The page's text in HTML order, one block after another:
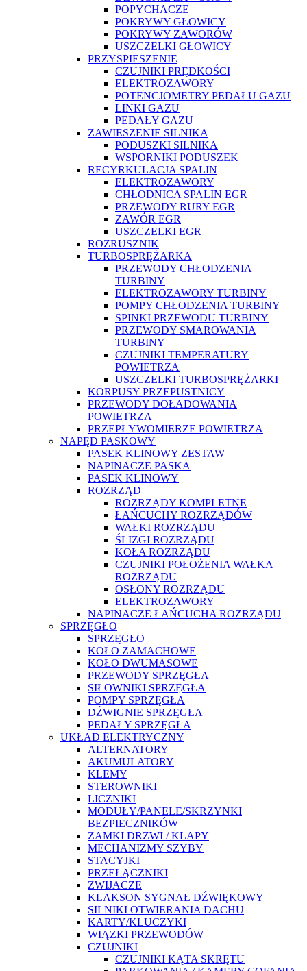
POPYCHACZE
POKRYWY GŁOWICY
POKRYWY ZAWORÓW
USZCZELKI GŁOWICY
PRZYSPIESZENIE
CZUJNIKI PRĘDKOŚCI
ELEKTROZAWORY
POTENCJOMETRY PEDAŁU GAZU
LINKI GAZU
PEDAŁY GAZU
ZAWIESZENIE SILNIKA
PODUSZKI SILNIKA
WSPORNIKI PODUSZEK
RECYRKULACJA SPALIN
ELEKTROZAWORY
CHŁODNICA SPALIN EGR
PRZEWODY RURY EGR
ZAWÓR EGR
USZCZELKI EGR
ROZRUSZNIK
TURBOSPRĘŻARKA
PRZEWODY CHŁODZENIA
TURBINY
ELEKTROZAWORY TURBINY
POMPY CHŁODZENIA TURBINY
SPINKI PRZEWODU TURBINY
PRZEWODY SMAROWANIA
TURBINY
CZUJNIKI TEMPERATURY
POWIETRZA
USZCZELKI TURBOSPRĘŻARKI
KORPUSY PRZEPUSTNICY
PRZEWODY DOŁADOWANIA
POWIETRZA
PRZEPŁYWOMIERZE POWIETRZA
NAPĘD PASKOWY
PASEK KLINOWY ZESTAW
NAPINACZE PASKA
PASEK KLINOWY
ROZRZĄD
ROZRZĄDY KOMPLETNE
ŁAŃCUCHY ROZRZĄDÓW
WAŁKI ROZRZĄDU
ŚLIZGI ROZRZĄDU
KOŁA ROZRZĄDU
CZUJNIKI POŁOŻENIA WAŁKA
ROZRZĄDU
OSŁONY ROZRZĄDU
ELEKTROZAWORY
NAPINACZE ŁAŃCUCHA ROZRZĄDU
SPRZĘGŁO
SPRZĘGŁO
KOŁO ZAMACHOWE
KOŁO DWUMASOWE
PRZEWODY SPRZĘGŁA
SIŁOWNIKI SPRZĘGŁA
POMPY SPRZĘGŁA
DŹWIGNIE SPRZĘGŁA
PEDAŁY SPRZĘGŁA
UKŁAD ELEKTRYCZNY
ALTERNATORY
AKUMULATORY
KLEMY
STEROWNIKI
LICZNIKI
MODUŁY/PANELE/SKRZYNKI
BEZPIECZNIKÓW
ZAMKI DRZWI / KLAPY
MECHANIZMY SZYBY
STACYJKI
PRZEŁĄCZNIKI
ZWIJACZE
KLAKSON SYGNAŁ DŹWIĘKOWY
SILNIKI OTWIERANIA DACHU
KARTY/KLUCZYKI
WIĄZKI PRZEWODÓW
CZUJNIKI
CZUJNIKI KĄTA SKRĘTU